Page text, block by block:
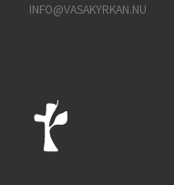
INFO@VASAKYRKAN.NU